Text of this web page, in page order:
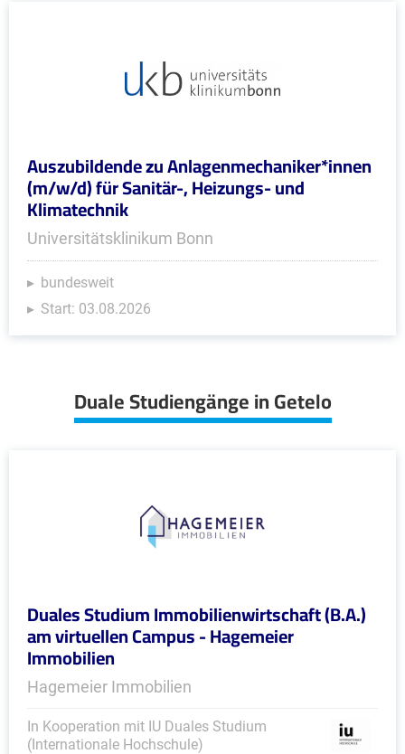
Auszubildende zu Anlagenmechaniker*innen
(m/w/d) für Sanitär-, Heizungs- und
Klimatechnik
Universitätsklinikum Bonn
bundesweit
Start: 03.08.2026
Duale Studiengänge in Getelo
Duales Studium Immobilienwirtschaft (B.A.)
am virtuellen Campus - Hagemeier
Immobilien
Hagemeier Immobilien
In Kooperation mit IU Duales Studium
(Internationale Hochschule)